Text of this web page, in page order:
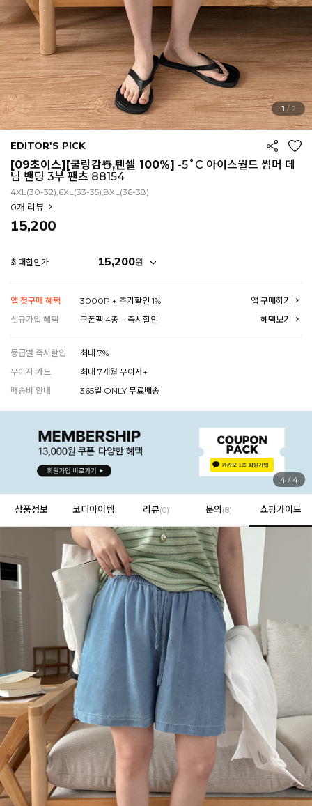
EVERY, SAY
인플루언서 PICK한 지금 꼭 필요한 장마룩!
1/2
EDITOR'S PICK
[09초이스][쿨링감☃️,텐셀 100%] -5˚C 아이스월드 썸머 데
님 밴딩 3부 팬츠 88154
4XL(30-32),6XL(33-35),8XL(36-38)
0개 리뷰
15,200
최대할인가 15,200원
앱 첫구매 혜택 3000P + 추가할인 1%
앱 구매하기
신규가입 혜택
쿠폰팩 4종 + 즉시할인 혜택보기
등급별 즉시할인
최대 7%
무이자 카드
최대 7개월 무이자+
배송비 안내
365일 ONLY 무료배송
1 /4
상품정보 코디아이템 리뷰(0) 문의 (8) 쇼핑가이드